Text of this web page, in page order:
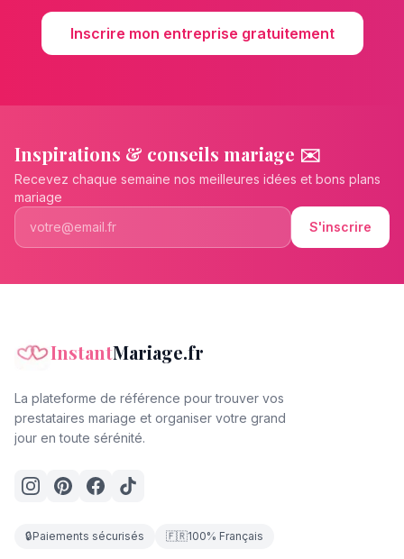
Inscrire mon entreprise gratuitement
Inspirations & conseils mariage ✉️
Recevez chaque semaine nos meilleures idées et bons plans
mariage
S'inscrire
InstantMariage.fr
La plateforme de référence pour trouver vos
prestataires mariage et organiser votre grand
jour en toute sérénité.
🔒Paiements sécurisés 🇫🇷100% Français